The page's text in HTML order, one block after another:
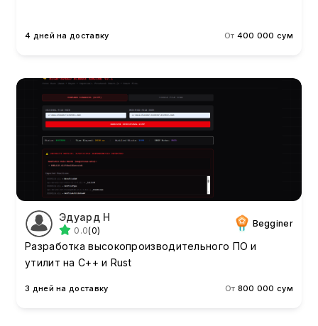
4 дней на доставку От 400 000 сум
Эдуард Н
0.0(0)
Begginer
Разработка высокопроизводительного ПО и
утилит на C++ и Rust
3 дней на доставку От 800 000 сум